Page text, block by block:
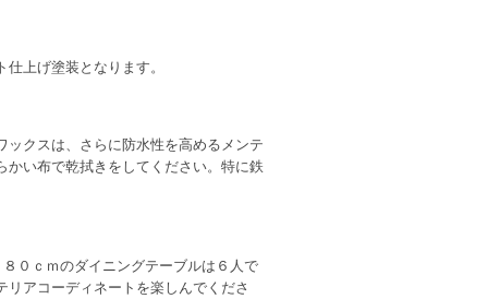
上げ塗装となります。
クスは、さらに防水性を高めるメンテ
い布で乾拭きをしてください。特に鉄
０ｃｍのダイニングテーブルは６人で
アコーディネートを楽しんでくださ